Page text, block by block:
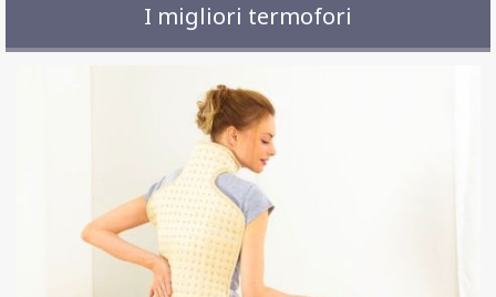
I migliori termofori